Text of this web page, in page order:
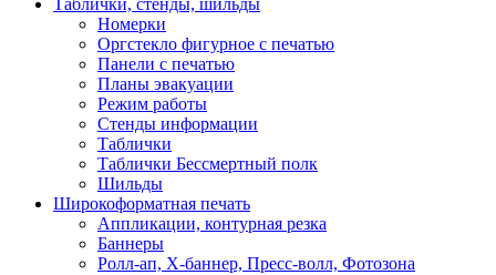
Таблички, стенды, шильды
Номерки
Оргстекло фигурное с печатью
Панели с печатью
Планы эвакуации
Режим работы
Стенды информации
Таблички
Таблички Бессмертный полк
Шильды
Широкоформатная печать
Аппликации, контурная резка
Баннеры
Ролл-ап, X-баннер, Пресс-волл, Фотозона